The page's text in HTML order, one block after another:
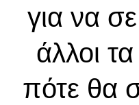
για να
άλλοι
πότε θα